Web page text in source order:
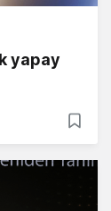
yapay